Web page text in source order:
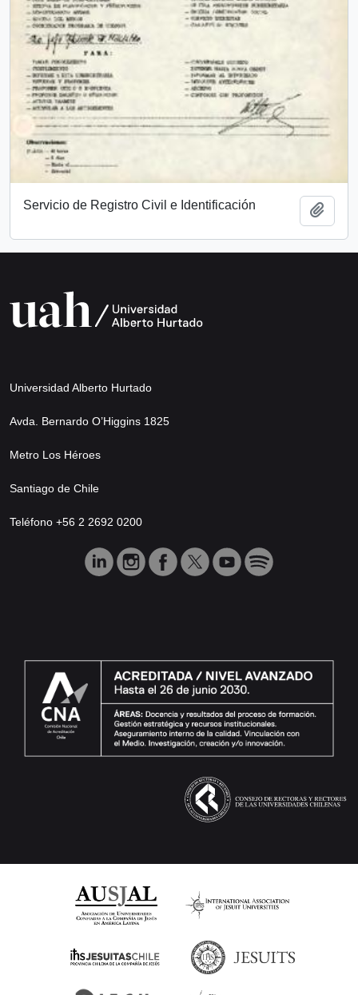
Servicio de Registro Civil e Identificación
Universidad Alberto Hurtado
Avda. Bernardo O’Higgins 1825
Metro Los Héroes
Santiago de Chile
Teléfono +56 2 2692 0200